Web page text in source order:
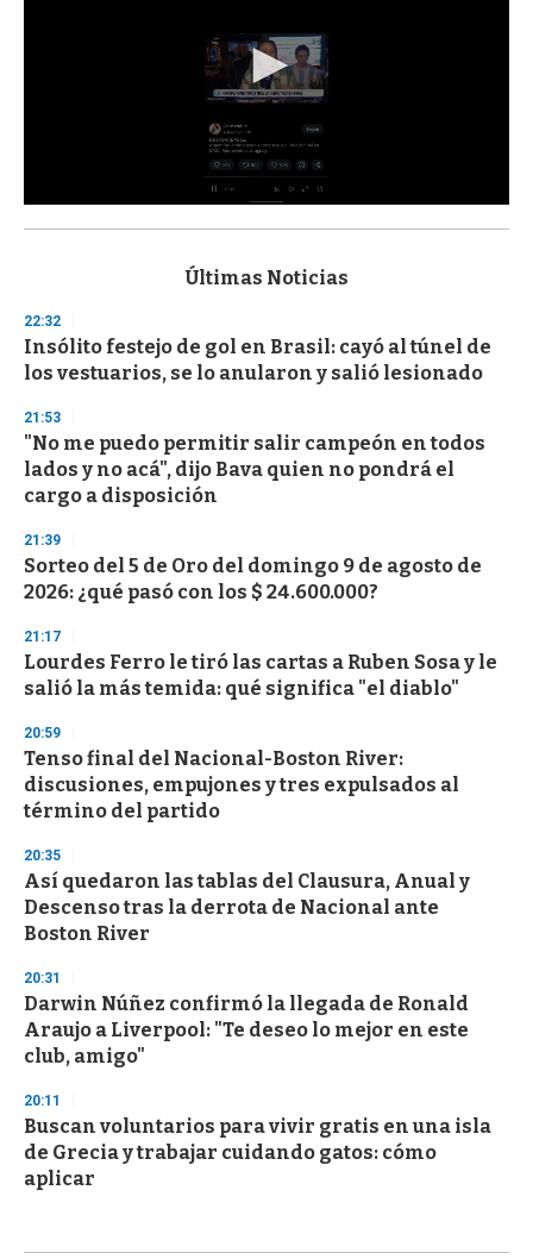
s
d
s
o
f
3
s
e
c
o
d
s
Últimas Noticias
22:32
Insólito festejo de gol en Brasil: cayó al túnel de
los vestuarios, se lo anularon y salió lesionado
21:53
"No me puedo permitir salir campeón en todos
lados y no acá", dijo Bava quien no pondrá el
cargo a disposición
21:39
Sorteo del 5 de Oro del domingo 9 de agosto de
2026: ¿qué pasó con los $ 24.600.000?
21:17
Lourdes Ferro le tiró las cartas a Ruben Sosa y le
salió la más temida: qué significa "el diablo"
20:59
Tenso final del Nacional-Boston River:
discusiones, empujones y tres expulsados al
término del partido
20:35
Así quedaron las tablas del Clausura, Anual y
Descenso tras la derrota de Nacional ante
Boston River
20:31
Darwin Núñez confirmó la llegada de Ronald
Araujo a Liverpool: "Te deseo lo mejor en este
club, amigo"
20:11
Buscan voluntarios para vivir gratis en una isla
de Grecia y trabajar cuidando gatos: cómo
aplicar